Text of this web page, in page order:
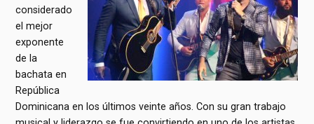
considerado
el mejor
exponente
de la
bachata en
República
Dominicana en los últimos veinte años. Con su gran trabajo